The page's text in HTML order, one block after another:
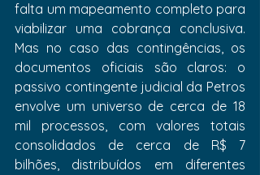
falta um mapeamento completo para
viabilizar uma cobrança conclusiva.
Mas no caso das contingências, os
documentos oficiais são claros: o
passivo contingente judicial da Petros
envolve um universo de cerca de 18
mil processos, com valores totais
consolidados de cerca de R$ 7
bilhões, distribuídos em diferentes